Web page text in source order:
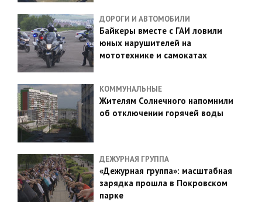
ДОРОГИ И АВТОМОБИЛИ
Байкеры вместе с ГАИ ловили
юных нарушителей на
мототехнике и самокатах
КОММУНАЛЬНЫЕ
Жителям Солнечного напомнили
об отключении горячей воды
ДЕЖУРНАЯ ГРУППА
«Дежурная группа»: масштабная
зарядка прошла в Покровском
парке